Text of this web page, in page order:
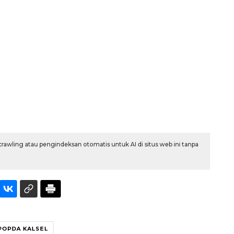
atau pengindeksan otomatis untuk AI di situs web ini tanpa
KALSEL